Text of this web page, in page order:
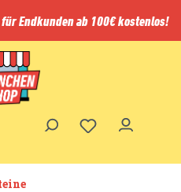
Endkunden ab 100€ kostenlos!